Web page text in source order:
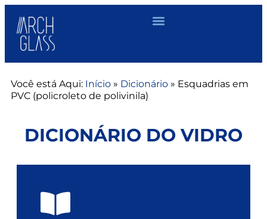
Você está Aqui: Início » Dicionário » Esquadrias em
PVC (policroleto de polivinila)
DICIONÁRIO DO VIDRO